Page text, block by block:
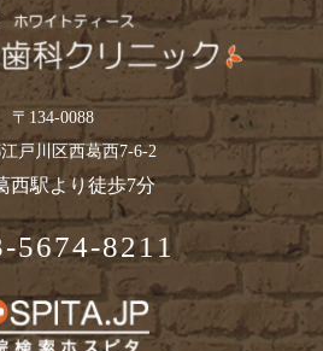
〒134-0088
戸川区西葛西7-6-2
西駅より徒歩7分
5674-8211